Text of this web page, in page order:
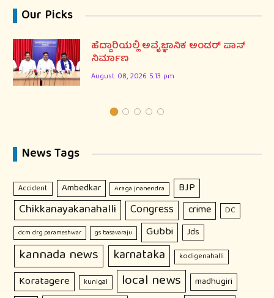
Our Picks
ಹೆದ್ದಾರಿಯಲ್ಲಿ ಅವೈಜ್ಞಾನಿಕ ಅಂಡರ್ ಪಾಸ್
ನಿರ್ಮಾಣ
August 08, 2026 5:13 pm
News Tags
Accident Ambedkar Araga jnanendra BJP
Chikkanayakanahalli Congress crime DC
dcm dr.g.parameshwar gs basavaraju Gubbi Jds
kannada news karnataka kodigenahalli
Koratagere kunigal local news madhugiri